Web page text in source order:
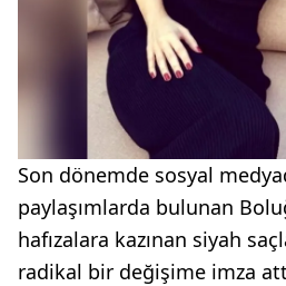
Son dönemde sosyal
paylaşımlarda bulunan
hafızalara kazınan siyah
radikal bir değişime imza